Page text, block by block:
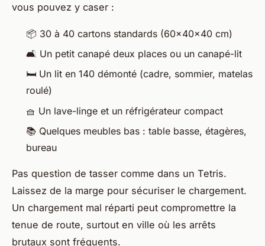
vous pouvez y caser :
📦 30 à 40 cartons standards (60x40x40 cm)
🛋️ Un petit canapé deux places ou un canapé-lit
🛏️ Un lit en 140 démonté (cadre, sommier, matelas
roulé)
🧺 Un lave-linge et un réfrigérateur compact
📚 Quelques meubles bas : table basse, étagères,
bureau
Pas question de tasser comme dans un Tetris.
Laissez de la marge pour sécuriser le chargement.
Un chargement mal réparti peut compromettre la
tenue de route, surtout en ville où les arrêts
brutaux sont fréquents.